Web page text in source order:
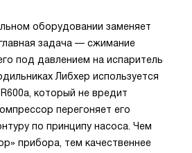
оборудовании заменяет
задача — сжимание
под давлением на испаритель
Либхер используется
который не вредит
перегоняет его
по принципу насоса. Чем
прибора, тем качественнее